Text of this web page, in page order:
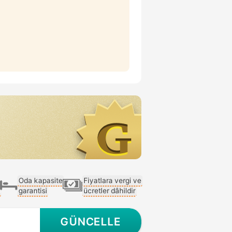
Oda kapasite
garantisi
Fiyatlara vergi ve
ücretler dâhildir
GÜNCELLE